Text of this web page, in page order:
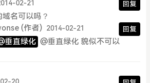
02-21 回复
名可以吗？
(作者) 2014-02-21 回复
垂直绿化 @垂直绿化 貌似不可以